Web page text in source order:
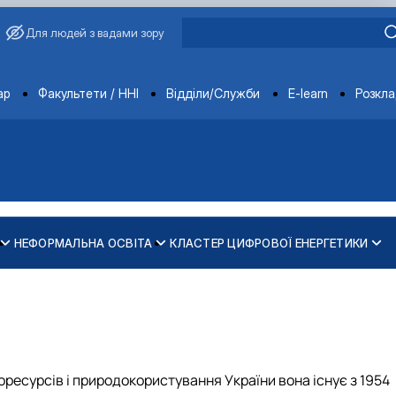
Для людей з вадами зору
Факультети / ННІ Відділи/Служби E-learn
автоматики і енергозбереження
енергетики, автоматики і енергозбереження
молодих вчених
НЕФОРМАЛЬНА ОСВІТА КЛАСТЕР ЦИФРОВОЇ ЕНЕРГЕТИКИ
і природокористування України вона існує з 1954